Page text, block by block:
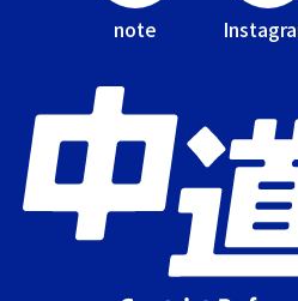
note